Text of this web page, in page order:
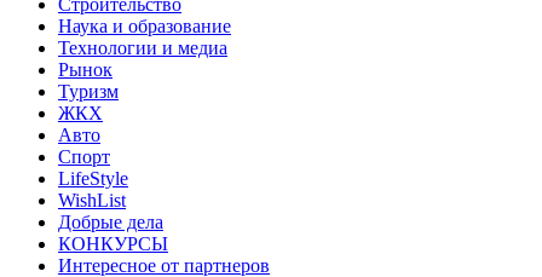
Строительство
Наука и образование
Технологии и медиа
Рынок
Туризм
ЖКХ
Авто
Спорт
LifeStyle
WishList
Добрые дела
КОНКУРСЫ
Интересное от партнеров